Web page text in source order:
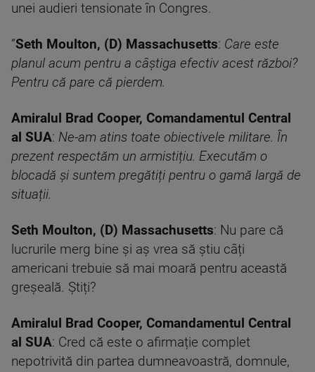
unei audieri tensionate în Congres.
”Seth Moulton, (D) Massachusetts: Care este
planul acum pentru a câștiga efectiv acest război?
Pentru că pare că pierdem.
Amiralul Brad Cooper, Comandamentul Central
al SUA: Ne-am atins toate obiectivele militare. În
prezent respectăm un armistițiu. Executăm o
blocadă și suntem pregătiți pentru o gamă largă de
situații.
Seth Moulton, (D) Massachusetts: Nu pare că
lucrurile merg bine și aș vrea să știu câți
americani trebuie să mai moară pentru această
greșeală. Știți?
Amiralul Brad Cooper, Comandamentul Central
al SUA: Cred că este o afirmație complet
nepotrivită din partea dumneavoastră, domnule,